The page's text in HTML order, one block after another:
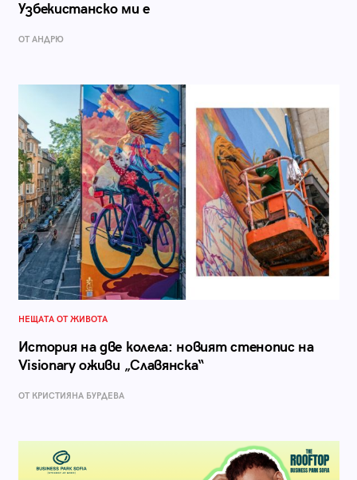
Узбекистанско ми е
ОТ АНДРЮ
НЕЩАТА ОТ ЖИВОТА
История на две колела: новият стенопис на
Visionary оживи „Славянска“
ОТ КРИСТИЯНА БУРДЕВА